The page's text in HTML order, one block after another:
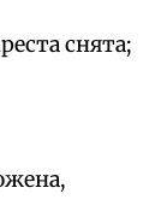
снята;